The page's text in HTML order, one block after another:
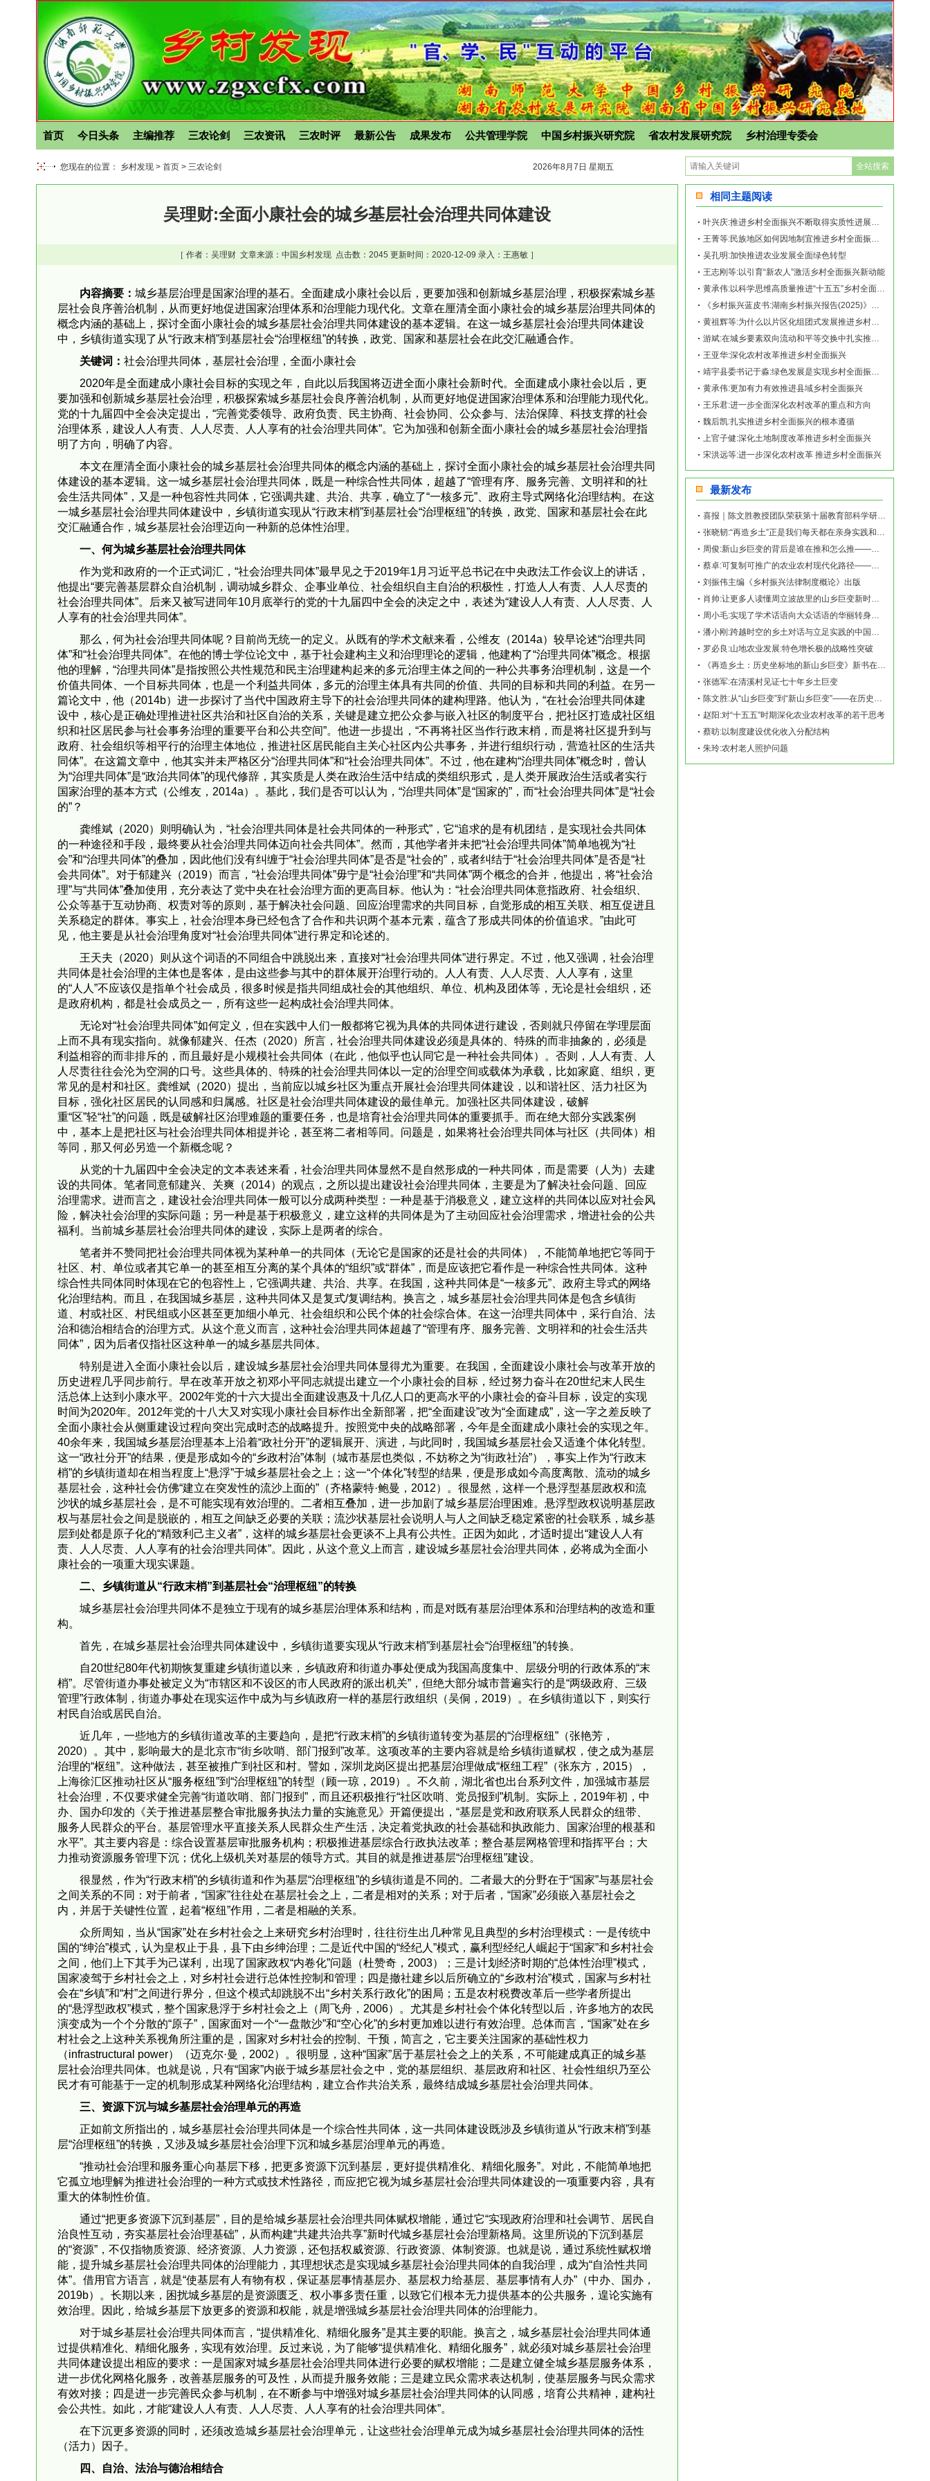
首页 今日头条 主编推荐 三农论剑 三农资讯 三农时评 最新公告 成果发布 公共管理学院 中国乡村振兴研究院 省农村发展研究院 乡村治理专委会
您现在的位置： 乡村发现 > 首页 > 三农论剑 2026年8月7日 星期五
吴理财:全面小康社会的城乡基层社会治理共同体建设
［ 作者： 吴理财文章来源：中国乡村发现 点击数： 2045 更新时间：2020-12-09 录入：王惠敏 ］
内容摘要： 城乡基层治理是国家治理的基石。全面建成小康社会以后，更要加强和创新城乡基层治理，积极探索城乡基
层社会良序善治机制，从而更好地促进国家治理体系和治理能力现代化。文章在厘清全面小康社会的城乡基层治理共同体的
概念内涵的基础上，探讨全面小康社会的城乡基层社会治理共同体建设的基本逻辑。在这一城乡基层社会治理共同体建设
中，乡镇街道实现了从“行政末梢”到基层社会“治理枢纽”的转换，政党、国家和基层社会在此交汇融通合作。
关键词： 社会治理共同体，基层社会治理，全面小康社会
2020年是全面建成小康社会目标的实现之年，自此以后我国将迈进全面小康社会新时代。全面建成小康社会以后，更
要加强和创新城乡基层社会治理，积极探索城乡基层社会良序善治机制，从而更好地促进国家治理体系和治理能力现代化。
党的十九届四中全会决定提出，“完善党委领导、政府负责、民主协商、社会协同、公众参与、法治保障、科技支撑的社会
治理体系，建设人人有责、人人尽责、人人享有的社会治理共同体”。它为加强和创新全面小康社会的城乡基层社会治理指
明了方向，明确了内容。
本文在厘清全面小康社会的城乡基层社会治理共同体的概念内涵的基础上，探讨全面小康社会的城乡基层社会治理共同
体建设的基本逻辑。这一城乡基层社会治理共同体，既是一种综合性共同体，超越了“管理有序、服务完善、文明祥和的社
会生活共同体”，又是一种包容性共同体，它强调共建、共治、共享，确立了“一核多元”、政府主导式网络化治理结构。在这
一城乡基层社会治理共同体建设中，乡镇街道实现从“行政末梢”到基层社会“治理枢纽”的转换，政党、国家和基层社会在此
交汇融通合作，城乡基层社会治理迈向一种新的总体性治理。
一、何为城乡基层社会治理共同体
作为党和政府的一个正式词汇，“社会治理共同体”最早见之于2019年1月习近平总书记在中央政法工作会议上的讲话，
他提出“要完善基层群众自治机制，调动城乡群众、企事业单位、社会组织自主自治的积极性，打造人人有责、人人尽责的
社会治理共同体”。后来又被写进同年10月底举行的党的十九届四中全会的决定之中，表述为“建设人人有责、人人尽责、人
人享有的社会治理共同体”。
那么，何为社会治理共同体呢？目前尚无统一的定义。从既有的学术文献来看，公维友（2014a）较早论述“治理共同
体”和“社会治理共同体”。在他的博士学位论文中，基于社会建构主义和治理理论的逻辑，他建构了“治理共同体”概念。根据
他的理解，“治理共同体”是指按照公共性规范和民主治理建构起来的多元治理主体之间的一种公共事务治理机制，这是一个
价值共同体、一个目标共同体，也是一个利益共同体，多元的治理主体具有共同的价值、共同的目标和共同的利益。在另一
篇论文中，他（2014b）进一步探讨了当代中国政府主导下的社会治理共同体的建构理路。他认为，“在社会治理共同体建
设中，核心是正确处理推进社区共治和社区自治的关系，关键是建立把公众参与嵌入社区的制度平台，把社区打造成社区组
织和社区居民参与社会事务治理的重要平台和公共空间”。他进一步提出，“不再将社区当作行政末梢，而是将社区提升到与
政府、社会组织等相平行的治理主体地位，推进社区居民能自主关心社区内公共事务，并进行组织行动，营造社区的生活共
同体”。在这篇文章中，他其实并未严格区分“治理共同体”和“社会治理共同体”。不过，他在建构“治理共同体”概念时，曾认
为“治理共同体”是“政治共同体”的现代修辞，其实质是人类在政治生活中结成的类组织形式，是人类开展政治生活或者实行
国家治理的基本方式（公维友，2014a）。基此，我们是否可以认为，“治理共同体”是“国家的”，而“社会治理共同体”是“社会
的”？
龚维斌（2020）则明确认为，“社会治理共同体是社会共同体的一种形式”，它“追求的是有机团结，是实现社会共同体
的一种途径和手段，最终要从社会治理共同体迈向社会共同体”。然而，其他学者并未把“社会治理共同体”简单地视为“社
会”和“治理共同体”的叠加，因此他们没有纠缠于“社会治理共同体”是否是“社会的”，或者纠结于“社会治理共同体”是否是“社
会共同体”。对于郁建兴（2019）而言，“社会治理共同体”毋宁是“社会治理”和“共同体”两个概念的合并，他提出，将“社会治
理”与“共同体”叠加使用，充分表达了党中央在社会治理方面的更高目标。他认为：“社会治理共同体意指政府、社会组织、
公众等基于互动协商、权责对等的原则，基于解决社会问题、回应治理需求的共同目标，自觉形成的相互关联、相互促进且
关系稳定的群体。事实上，社会治理本身已经包含了合作和共识两个基本元素，蕴含了形成共同体的价值追求。”由此可
见，他主要是从社会治理角度对“社会治理共同体”进行界定和论述的。
王天夫（2020）则从这个词语的不同组合中跳脱出来，直接对“社会治理共同体”进行界定。不过，他又强调，社会治理
共同体是社会治理的主体也是客体，是由这些参与其中的群体展开治理行动的。人人有责、人人尽责、人人享有，这里
的“人人”不应该仅是指单个社会成员，很多时候是指共同组成社会的其他组织、单位、机构及团体等，无论是社会组织，还
是政府机构，都是社会成员之一，所有这些一起构成社会治理共同体。
无论对“社会治理共同体”如何定义，但在实践中人们一般都将它视为具体的共同体进行建设，否则就只停留在学理层面
上而不具有现实指向。就像郁建兴、任杰（2020）所言，社会治理共同体建设必须是具体的、特殊的而非抽象的，必须是
利益相容的而非排斥的，而且最好是小规模社会共同体（在此，他似乎也认同它是一种社会共同体）。否则，人人有责、人
人尽责往往会沦为空洞的口号。这些具体的、特殊的社会治理共同体以一定的治理空间或载体为承载，比如家庭、组织，更
常见的是村和社区。龚维斌（2020）提出，当前应以城乡社区为重点开展社会治理共同体建设，以和谐社区、活力社区为
目标，强化社区居民的认同感和归属感。社区是社会治理共同体建设的最佳单元。加强社区共同体建设，破解
重“区”轻“社”的问题，既是破解社区治理难题的重要任务，也是培育社会治理共同体的重要抓手。而在绝大部分实践案例
中，基本上是把社区与社会治理共同体相提并论，甚至将二者相等同。问题是，如果将社会治理共同体与社区（共同体）相
等同，那又何必另造一个新概念呢？
从党的十九届四中全会决定的文本表述来看，社会治理共同体显然不是自然形成的一种共同体，而是需要（人为）去建
设的共同体。笔者同意郁建兴、关爽（2014）的观点，之所以提出建设社会治理共同体，主要是为了解决社会问题、回应
治理需求。进而言之，建设社会治理共同体一般可以分成两种类型：一种是基于消极意义，建立这样的共同体以应对社会风
险，解决社会治理的实际问题；另一种是基于积极意义，建立这样的共同体是为了主动回应社会治理需求，增进社会的公共
福利。当前城乡基层社会治理共同体的建设，实际上是两者的综合。
笔者并不赞同把社会治理共同体视为某种单一的共同体（无论它是国家的还是社会的共同体），不能简单地把它等同于
社区、村、单位或者其它单一的甚至相互分离的某个具体的“组织”或“群体”，而是应该把它看作是一种综合性共同体。这种
综合性共同体同时体现在它的包容性上，它强调共建、共治、共享。在我国，这种共同体是“一核多元”、政府主导式的网络
化治理结构。而且，在我国城乡基层，这种共同体又是复式/复调结构。换言之，城乡基层社会治理共同体是包含乡镇街
道、村或社区、村民组或小区甚至更加细小单元、社会组织和公民个体的社会综合体。在这一治理共同体中，采行自治、法
治和德治相结合的治理方式。从这个意义而言，这种社会治理共同体超越了“管理有序、服务完善、文明祥和的社会生活共
同体”，因为后者仅指社区这种单一的城乡基层共同体。
特别是进入全面小康社会以后，建设城乡基层社会治理共同体显得尤为重要。在我国，全面建设小康社会与改革开放的
历史进程几乎同步前行。早在改革开放之初邓小平同志就提出建立一个小康社会的目标，经过努力奋斗在20世纪末人民生
活总体上达到小康水平。2002年党的十六大提出全面建设惠及十几亿人口的更高水平的小康社会的奋斗目标，设定的实现
时间为2020年。2012年党的十八大又对实现小康社会目标作出全新部署，把“全面建设”改为“全面建成”，这一字之差反映了
全面小康社会从侧重建设过程向突出完成时态的战略提升。按照党中央的战略部署，今年是全面建成小康社会的实现之年。
40余年来，我国城乡基层治理基本上沿着“政社分开”的逻辑展开、演进，与此同时，我国城乡基层社会又适逢个体化转型。
这一“政社分开”的结果，便是形成如今的“乡政村治”体制（城市基层也类似，不妨称之为“街政社治”），事实上作为“行政末
梢”的乡镇街道却在相当程度上“悬浮”于城乡基层社会之上；这一“个体化”转型的结果，便是形成如今高度离散、流动的城乡
基层社会，这种社会仿佛“建立在突发性的流沙上面的”（齐格蒙特·鲍曼，2012）。很显然，这样一个悬浮型基层政权和流
沙状的城乡基层社会，是不可能实现有效治理的。二者相互叠加，进一步加剧了城乡基层治理困难。悬浮型政权说明基层政
权与基层社会之间是脱嵌的，相互之间缺乏必要的关联；流沙状基层社会说明人与人之间缺乏稳定紧密的社会联系，城乡基
层到处都是原子化的“精致利己主义者”，这样的城乡基层社会更谈不上具有公共性。正因为如此，才适时提出“建设人人有
责、人人尽责、人人享有的社会治理共同体”。因此，从这个意义上而言，建设城乡基层社会治理共同体，必将成为全面小
康社会的一项重大现实课题。
二、乡镇街道从“行政末梢”到基层社会“治理枢纽”的转换
城乡基层社会治理共同体不是独立于现有的城乡基层治理体系和结构，而是对既有基层治理体系和治理结构的改造和重
构。
首先，在城乡基层社会治理共同体建设中，乡镇街道要实现从“行政末梢”到基层社会“治理枢纽”的转换。
自20世纪80年代初期恢复重建乡镇街道以来，乡镇政府和街道办事处便成为我国高度集中、层级分明的行政体系的“末
梢”。尽管街道办事处被定义为“市辖区和不设区的市人民政府的派出机关”，但绝大部分城市普遍实行的是“两级政府、三级
管理”行政体制，街道办事处在现实运作中成为与乡镇政府一样的基层行政组织（吴侗，2019）。在乡镇街道以下，则实行
村民自治或居民自治。
近几年，一些地方的乡镇街道改革的主要趋向，是把“行政末梢”的乡镇街道转变为基层的“治理枢纽”（张艳芳，
2020）。其中，影响最大的是北京市“街乡吹哨、部门报到”改革。这项改革的主要内容就是给乡镇街道赋权，使之成为基层
治理的“枢纽”。这种做法，甚至被推广到社区和村。譬如，深圳龙岗区提出把基层治理做成“枢纽工程”（张东方，2015），
上海徐汇区推动社区从“服务枢纽”到“治理枢纽”的转型（顾一琼，2019）。不久前，湖北省也出台系列文件，加强城市基层
社会治理，不仅要求健全完善“街道吹哨、部门报到”，而且还积极推行“社区吹哨、党员报到”机制。实际上，2019年初，中
办、国办印发的《关于推进基层整合审批服务执法力量的实施意见》开篇便提出，“基层是党和政府联系人民群众的纽带、
服务人民群众的平台。基层管理水平直接关系人民群众生产生活，决定着党执政的社会基础和执政能力、国家治理的根基和
水平”。其主要内容是：综合设置基层审批服务机构；积极推进基层综合行政执法改革；整合基层网格管理和指挥平台；大
力推动资源服务管理下沉；优化上级机关对基层的领导方式。其目的就是推进基层“治理枢纽”建设。
很显然，作为“行政末梢”的乡镇街道和作为基层“治理枢纽”的乡镇街道是不同的。二者最大的分野在于“国家”与基层社会
之间关系的不同：对于前者，“国家”往往处在基层社会之上，二者是相对的关系；对于后者，“国家”必须嵌入基层社会之
内，并居于关键性位置，起着“枢纽”作用，二者是相融的关系。
众所周知，当从“国家”处在乡村社会之上来研究乡村治理时，往往衍生出几种常见且典型的乡村治理模式：一是传统中
国的“绅治”模式，认为皇权止于县，县下由乡绅治理；二是近代中国的“经纪人”模式，赢利型经纪人崛起于“国家”和乡村社会
之间，他们上下其手为己谋利，出现了国家政权“内卷化”问题（杜赞奇，2003）；三是计划经济时期的“总体性治理”模式，
国家凌驾于乡村社会之上，对乡村社会进行总体性控制和管理；四是撤社建乡以后所确立的“乡政村治”模式，国家与乡村社
会在“乡镇”和“村”之间进行界分，但这个模式却跳脱不出“乡村关系行政化”的困局；五是农村税费改革后一些学者所提出
的“悬浮型政权”模式，整个国家悬浮于乡村社会之上（周飞舟，2006）。尤其是乡村社会个体化转型以后，许多地方的农民
演变成为一个个分散的“原子”，国家面对一个“一盘散沙”和“空心化”的乡村更加难以进行有效治理。总体而言，“国家”处在乡
村社会之上这种关系视角所注重的是，国家对乡村社会的控制、干预，简言之，它主要关注国家的基础性权力
（infrastructural power）（迈克尔·曼，2002）。很明显，这种“国家”居于基层社会之上的关系，不可能建成真正的城乡基
层社会治理共同体。也就是说，只有“国家”内嵌于城乡基层社会之中，党的基层组织、基层政府和社区、社会性组织乃至公
民才有可能基于一定的机制形成某种网络化治理结构，建立合作共治关系，最终结成城乡基层社会治理共同体。
三、资源下沉与城乡基层社会治理单元的再造
正如前文所指出的，城乡基层社会治理共同体是一个综合性共同体，这一共同体建设既涉及乡镇街道从“行政末梢”到基
层“治理枢纽”的转换，又涉及城乡基层社会治理下沉和城乡基层治理单元的再造。
“推动社会治理和服务重心向基层下移，把更多资源下沉到基层，更好提供精准化、精细化服务”。对此，不能简单地把
它孤立地理解为推进社会治理的一种方式或技术性路径，而应把它视为城乡基层社会治理共同体建设的一项重要内容，具有
重大的体制性价值。
通过“把更多资源下沉到基层”，目的是给城乡基层社会治理共同体赋权增能，通过它“实现政府治理和社会调节、居民自
治良性互动，夯实基层社会治理基础”，从而构建“共建共治共享”新时代城乡基层社会治理新格局。这里所说的下沉到基层
的“资源”，不仅指物质资源、经济资源、人力资源，还包括权威资源、行政资源、体制资源。也就是说，通过系统性赋权增
能，提升城乡基层社会治理共同体的治理能力，其理想状态是实现城乡基层社会治理共同体的自我治理，成为“自洽性共同
体”。借用官方语言，就是“使基层有人有物有权，保证基层事情基层办、基层权力给基层、基层事情有人办”（中办、国办，
2019b）。长期以来，困扰城乡基层的是资源匮乏、权小事多责任重，以致它们根本无力提供基本的公共服务，遑论实施有
效治理。因此，给城乡基层下放更多的资源和权能，就是增强城乡基层社会治理共同体的治理能力。
对于城乡基层社会治理共同体而言，“提供精准化、精细化服务”是其主要的职能。换言之，城乡基层社会治理共同体通
过提供精准化、精细化服务，实现有效治理。反过来说，为了能够“提供精准化、精细化服务”，就必须对城乡基层社会治理
共同体建设提出相应的要求：一是国家对城乡基层社会治理共同体进行必要的赋权增能；二是建立健全城乡基层服务体系，
进一步优化网格化服务，改善基层服务的可及性，从而提升服务效能；三是建立民众需求表达机制，使基层服务与民众需求
有效对接；四是进一步完善民众参与机制，在不断参与中增强对城乡基层社会治理共同体的认同感，培育公共精神，建构社
会公共性。如此，才能“建设人人有责、人人尽责、人人享有的社会治理共同体”。
在下沉更多资源的同时，还须改造城乡基层社会治理单元，让这些社会治理单元成为城乡基层社会治理共同体的活性
（活力）因子。
四、自治、法治与德治相结合
相同主题阅读
吴孔明:加快推进农业发展全面绿色转型
王志刚等:以引育“新农人”激活乡村全面振兴新动能
黄承伟:以科学思维高质量推进“十五五”乡村全面振兴开新局
黄祖辉等:为什么以片区化组团式发展推进乡村全面振兴？
王亚华:深化农村改革推进乡村全面振兴
黄承伟:更加有力有效推进县域乡村全面振兴
王乐君:进一步全面深化农村改革的重点和方向
魏后凯:扎实推进乡村全面振兴的根本遵循
上官子健:深化土地制度改革推进乡村全面振兴
宋洪远等:进一步深化农村改革 推进乡村全面振兴
最新发布
喜报｜陈文胜教授团队荣获第十届教育部科学研究优秀成果奖（人文社会科学）
周俊:新山乡巨变的背后是谁在推和怎么推——《再造乡土:历史坐标地的新山乡巨变》新书发
蔡卓:可复制可推广的农业农村现代化路径——《再造乡土:历史坐标地的新山乡巨变》新书发
刘振伟主编《乡村振兴法律制度概论》出版
肖帅:让更多人读懂周立波故里的山乡巨变新时代故事——《再造乡土:历史坐标地的新山乡巨
周小毛:实现了学术话语向大众话语的华丽转身——《再造乡土:历史坐标地的新山乡巨变》新
罗必良:山地农业发展:特色增长极的战略性突破
《再造乡土：历史坐标地的新山乡巨变》新书在赫山清溪村首发
张德军:在清溪村见证七十年乡土巨变
赵阳:对“十五五”时期深化农业农村改革的若干思考
蔡昉:以制度建设优化收入分配结构
朱玲:农村老人照护问题